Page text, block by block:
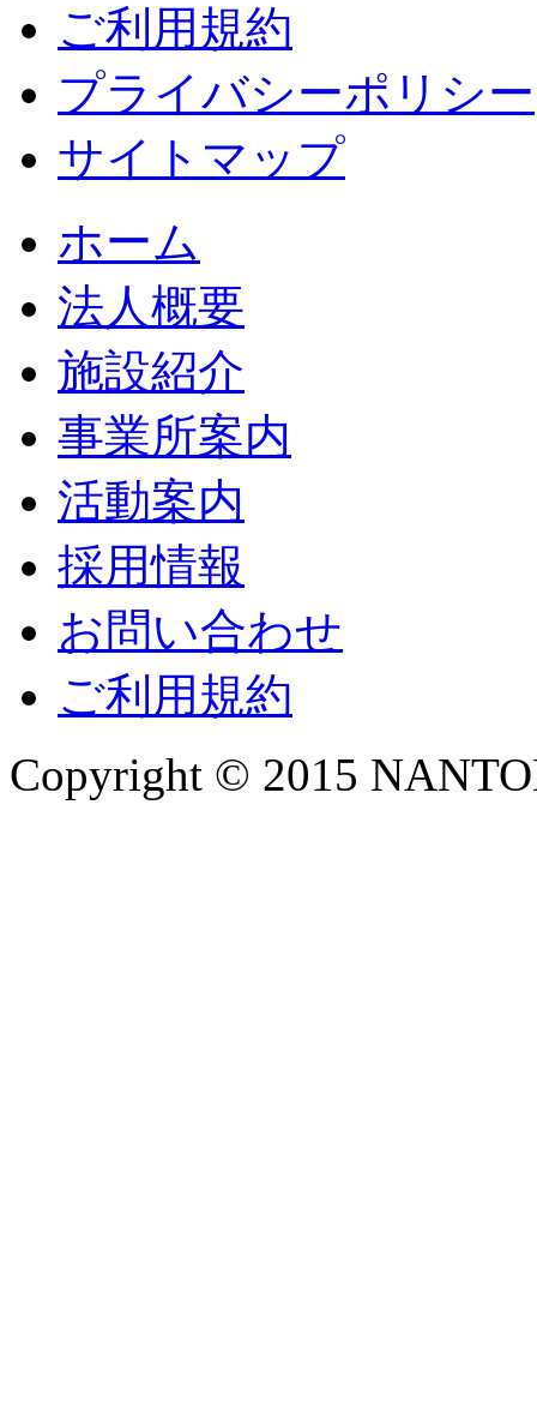
ご利用規約
プライバシーポリシー
サイトマップ
ホーム
法人概要
施設紹介
事業所案内
活動案内
採用情報
お問い合わせ
ご利用規約
Copyright © 2015